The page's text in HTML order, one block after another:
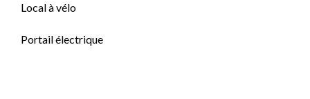
Local à vélo
Portail électrique